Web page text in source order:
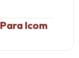
Icom